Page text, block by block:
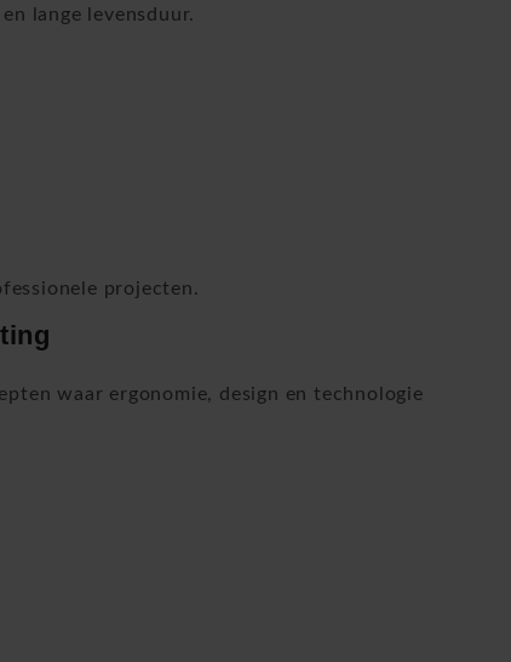
lange levensduur.
projecten.
waar ergonomie, design en technologie